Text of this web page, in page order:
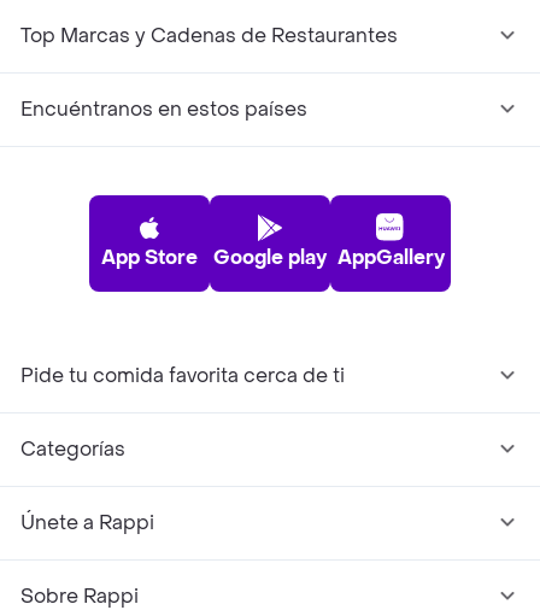
Top Marcas y Cadenas de Restaurantes
Encuéntranos en estos países
App Store Google play AppGallery
Pide tu comida favorita cerca de ti
Categorías
Únete a Rappi
Sobre Rappi